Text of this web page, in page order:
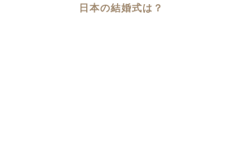
日本の結婚式は？